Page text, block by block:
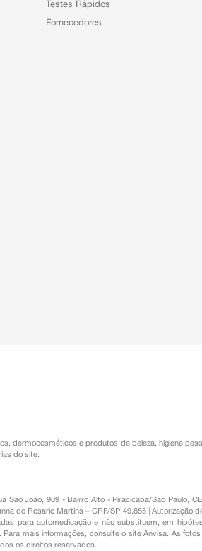
Testes Rápidos
Fornecedores
,dermocosméticos e produtos de beleza, higiene
do site.
São João, 909 - Bairro Alto - Piracicaba/São
do Rosario Martins – CRF/SP 49.855 | Autorização
para automedicação e não substituem, em
mais informações, consulte o site Anvisa. As
os direitos reservados.